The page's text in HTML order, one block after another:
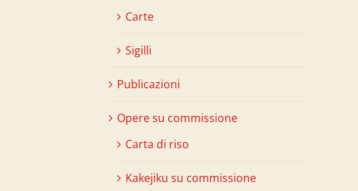
Carte
Sigilli
Publicazioni
Opere su commissione
Carta di riso
Kakejiku su commissione